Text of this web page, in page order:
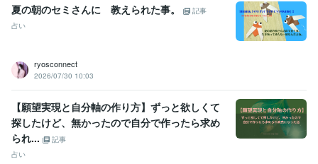
夏の朝のセミさんに 教えられた事。
記事
占い
ryosconnect
2026/07/30 10:03
【願望実現と自分軸の作り方】ずっと欲しくて
探したけど、無かったので自分で作ったら求め
られ...
記事
占い